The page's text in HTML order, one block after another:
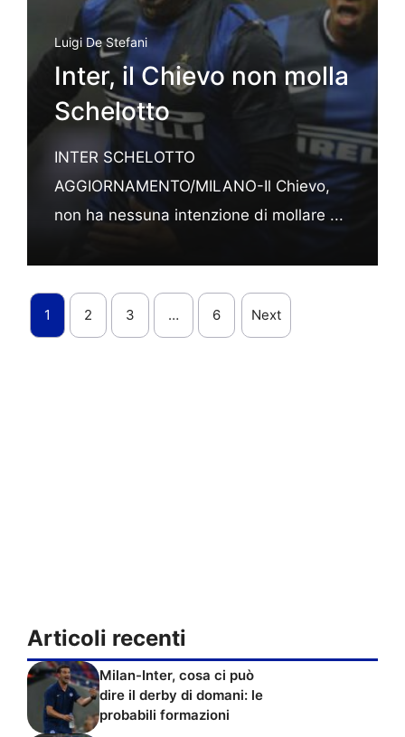
Luigi De Stefani
Inter, il Chievo non molla
Schelotto
INTER SCHELOTTO
AGGIORNAMENTO/MILANO-Il Chievo,
non ha nessuna intenzione di mollare ...
1 2 3 … 6 Next
Articoli recenti
Milan-Inter, cosa ci può
dire il derby di domani: le
probabili formazioni